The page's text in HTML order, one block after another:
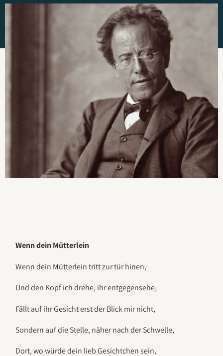
Wenn dein Mütterlein
Wenn dein Mütterlein tritt zur tür hinen,
Und den Kopf ich drehe, ihr entgegensehe,
Fällt auf ihr Gesicht erst der Blick mir nicht,
Sondern auf die Stelle, näher nach der Schwelle,
Dort, wo würde dein lieb Gesichtchen sein,